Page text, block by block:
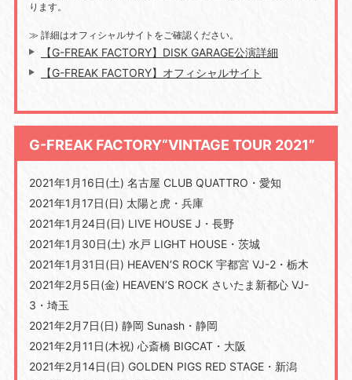
ります。
≫ 詳細はオフィシャルサイトをご確認ください。
【G-FREAK FACTORY】DISK GARAGE公演詳細
【G-FREAK FACTORY】オフィシャルサイト
G-FREAK FACTORY“VINTAGE TOUR 2021”
2021年1月16日(土) 名古屋 CLUB QUATTRO・愛知
2021年1月17日(日) 太陽と虎・兵庫
2021年1月24日(日) LIVE HOUSE J・長野
2021年1月30日(土) 水戸 LIGHT HOUSE・茨城
2021年1月31日(日) HEAVEN’S ROCK 宇都宮 VJ-2・栃木
2021年2月5日(金) HEAVEN’S ROCK さいたま新都心 VJ-
3・埼玉
2021年2月7日(日) 静岡 Sunash・静岡
2021年2月11日(木祝) 心斎橋 BIGCAT・大阪
2021年2月14日(日) GOLDEN PIGS RED STAGE・新潟